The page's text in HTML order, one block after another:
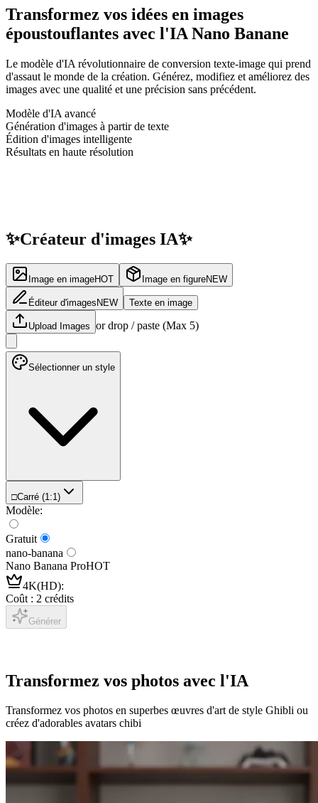
Transformez vos idées en images
époustouflantes avec l'IA Nano Banane
Le modèle d'IA révolutionnaire de conversion texte-image qui prend
d'assaut le monde de la création. Générez, modifiez et améliorez des
images avec une qualité et une précision sans précédent.
Modèle d'IA avancé
Génération d'images à partir de texte
Édition d'images intelligente
Résultats en haute résolution
✨Créateur d'images IA✨
Image en imageHOT Image en figureNEW
Éditeur d'imagesNEW Texte en image
Upload Images or drop / paste (Max 5)
Sélectionner un style
□Carré (1:1)
Modèle:
Gratuit
nano-banana
Nano Banana ProHOT
4K(HD):
Coût : 2 crédits
Générer
Transformez vos photos avec l'IA
Transformez vos photos en superbes œuvres d'art de style Ghibli ou
créez d'adorables avatars chibi